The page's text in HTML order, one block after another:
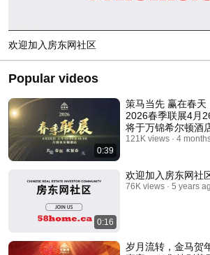
欢迎加入房东网社区
Popular videos
0:39
策马当先 赢在春天
2026春季联展4月
将于万锦希尔顿酒
开展
121K views 4
0:16
欢迎加入房东网社
76K views 5 years
岁月流转，金马贺